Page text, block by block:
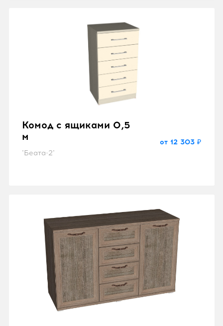
Комод с ящиками 0,5
м
"Беата-2"
от 12 303 ₽